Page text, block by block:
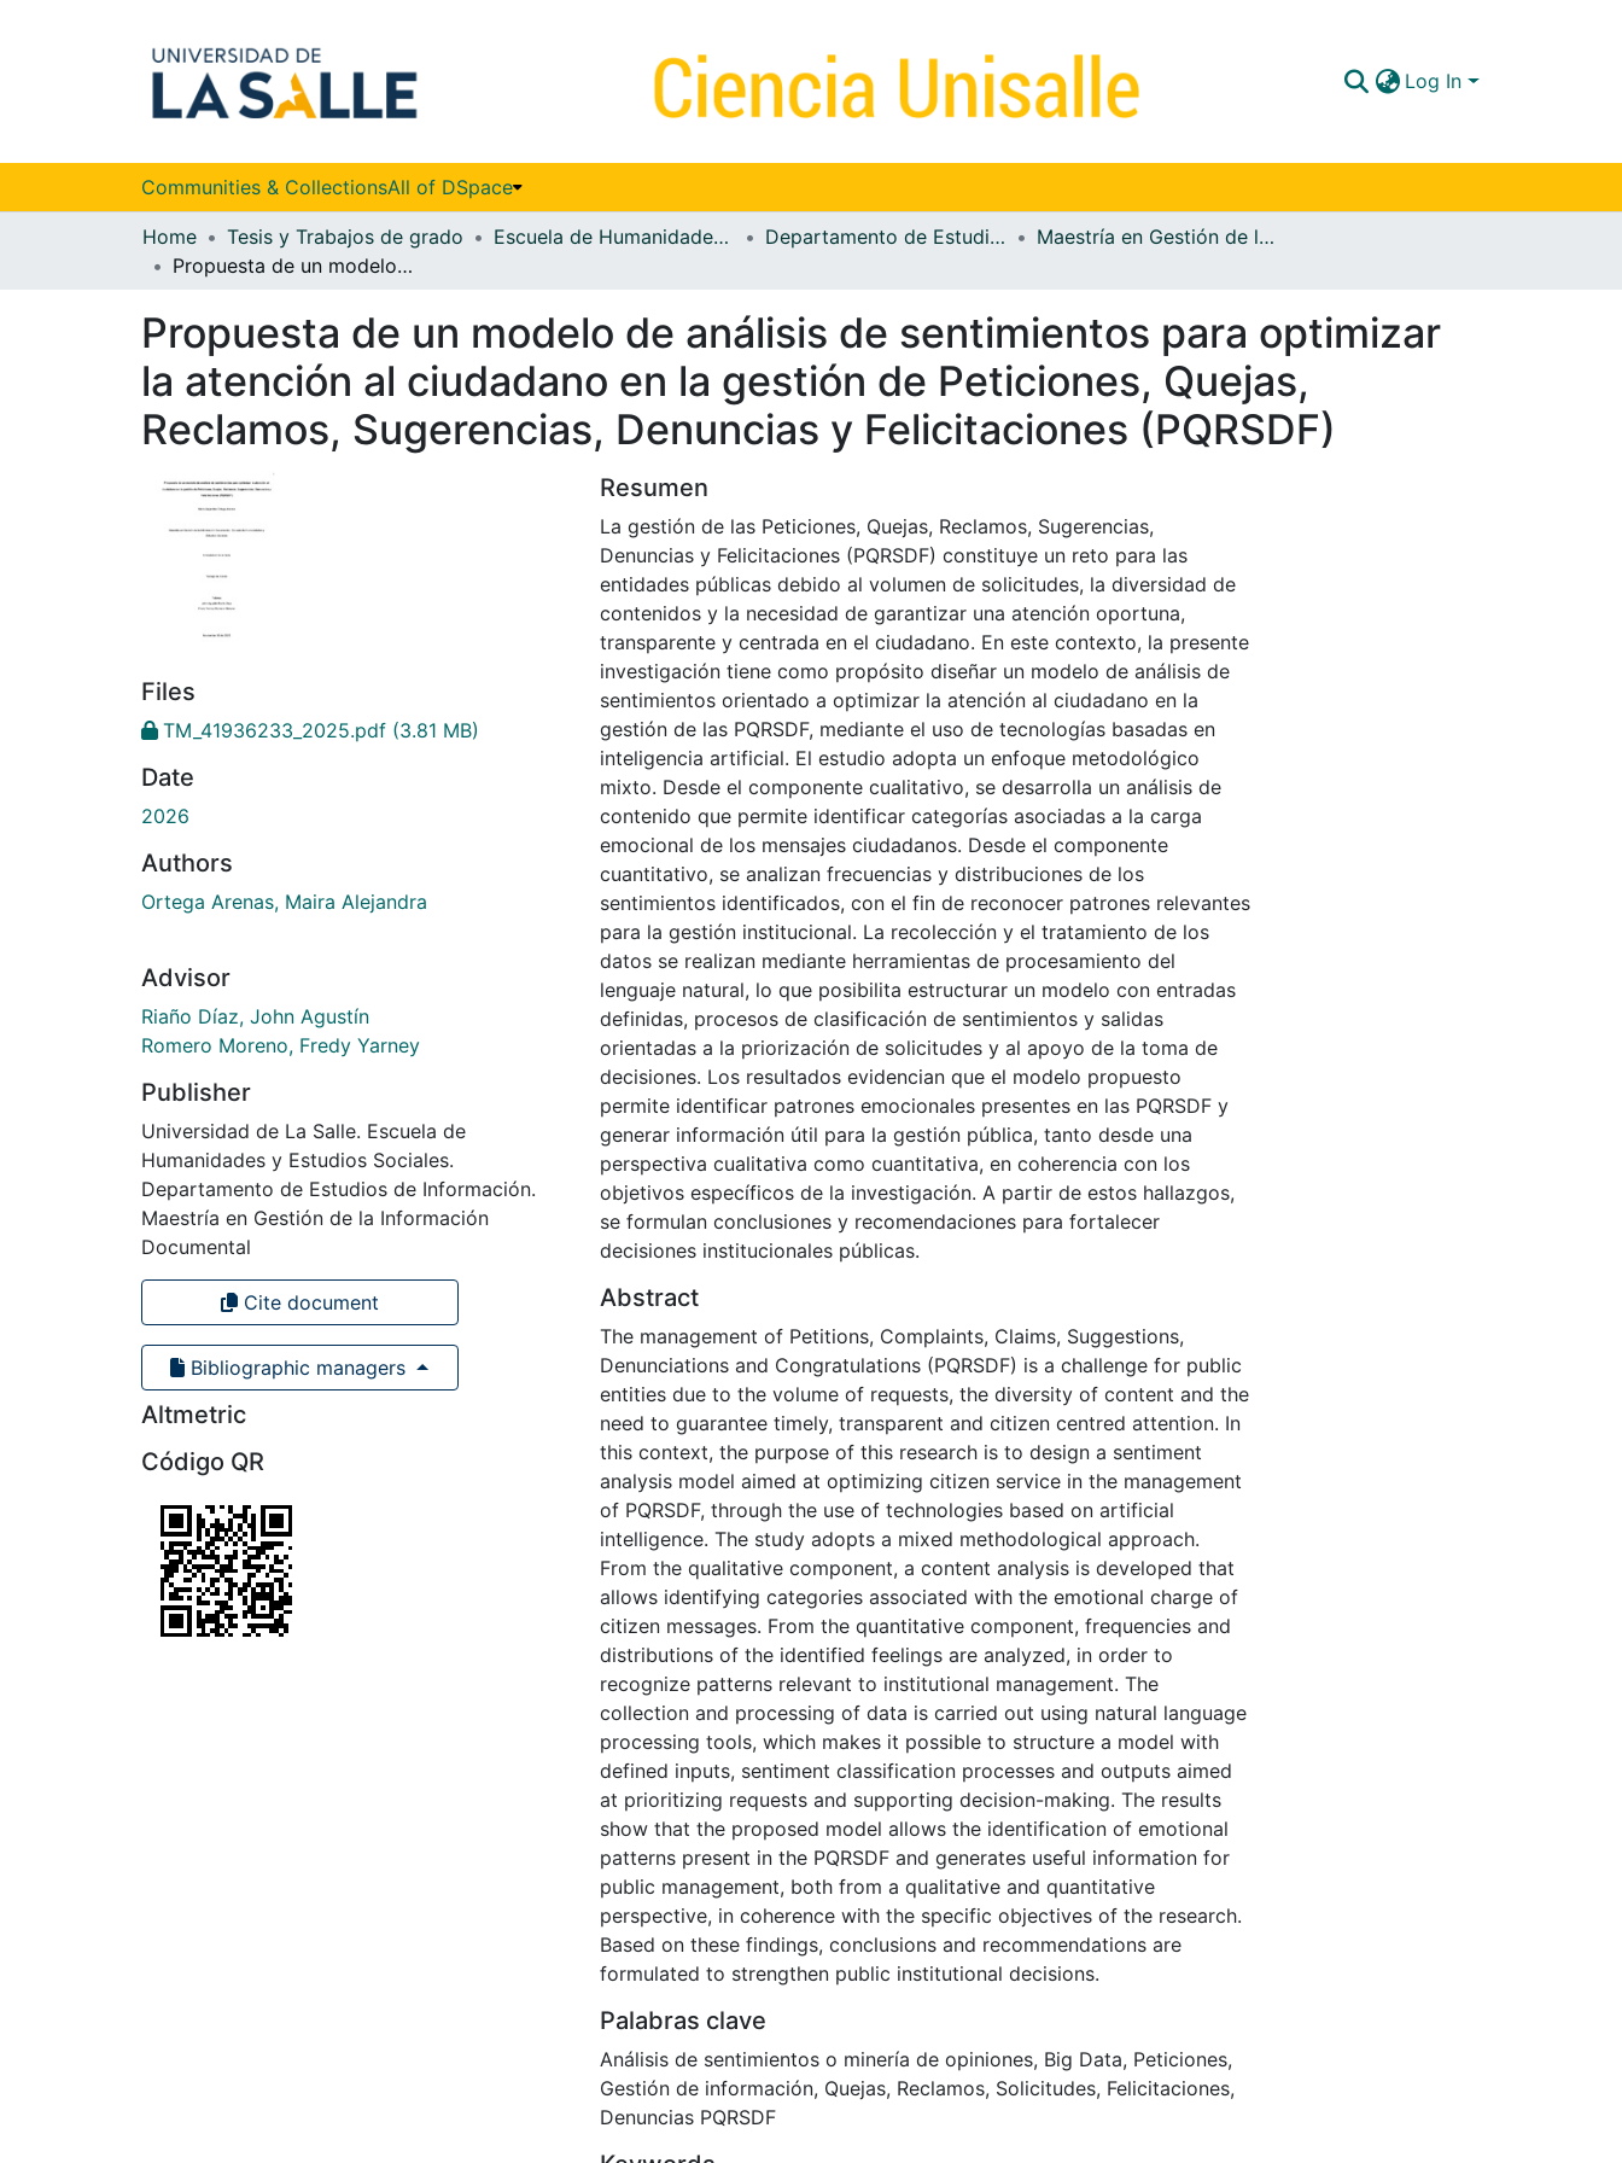
Log In
Communities & CollectionsAll of DSpace
Home Tesis y Trabajos de grado Escuela de Humanidades y Estudios Sociales Departamento de Estudios de Información
Maestría en Gestión de la Información Documental
Propuesta de un modelo de análisis de sentimientos para optimizar la atención al ciudadano en la gestión de Peticiones, Quejas, Reclamos, Sugerencias, Denuncias y Felicitaciones (PQRSDF)
Propuesta de un modelo de análisis de sentimientos para optimizar
la atención al ciudadano en la gestión de Peticiones, Quejas,
Reclamos, Sugerencias, Denuncias y Felicitaciones (PQRSDF)
Files
TM_41936233_2025.pdf (3.81 MB)
Date
2026
Authors
Ortega Arenas, Maira Alejandra
Advisor
Riaño Díaz, John Agustín
Romero Moreno, Fredy Yarney
Publisher
Universidad de La Salle. Escuela de
Humanidades y Estudios Sociales.
Departamento de Estudios de Información.
Maestría en Gestión de la Información
Documental
Cite document
Bibliographic managers
Altmetric
Código QR
Resumen
La gestión de las Peticiones, Quejas, Reclamos, Sugerencias,
Denuncias y Felicitaciones (PQRSDF) constituye un reto para las
entidades públicas debido al volumen de solicitudes, la diversidad de
contenidos y la necesidad de garantizar una atención oportuna,
transparente y centrada en el ciudadano. En este contexto, la presente
investigación tiene como propósito diseñar un modelo de análisis de
sentimientos orientado a optimizar la atención al ciudadano en la
gestión de las PQRSDF, mediante el uso de tecnologías basadas en
inteligencia artificial. El estudio adopta un enfoque metodológico
mixto. Desde el componente cualitativo, se desarrolla un análisis de
contenido que permite identificar categorías asociadas a la carga
emocional de los mensajes ciudadanos. Desde el componente
cuantitativo, se analizan frecuencias y distribuciones de los
sentimientos identificados, con el fin de reconocer patrones relevantes
para la gestión institucional. La recolección y el tratamiento de los
datos se realizan mediante herramientas de procesamiento del
lenguaje natural, lo que posibilita estructurar un modelo con entradas
definidas, procesos de clasificación de sentimientos y salidas
orientadas a la priorización de solicitudes y al apoyo de la toma de
decisiones. Los resultados evidencian que el modelo propuesto
permite identificar patrones emocionales presentes en las PQRSDF y
generar información útil para la gestión pública, tanto desde una
perspectiva cualitativa como cuantitativa, en coherencia con los
objetivos específicos de la investigación. A partir de estos hallazgos,
se formulan conclusiones y recomendaciones para fortalecer
decisiones institucionales públicas.
Abstract
The management of Petitions, Complaints, Claims, Suggestions,
Denunciations and Congratulations (PQRSDF) is a challenge for public
entities due to the volume of requests, the diversity of content and the
need to guarantee timely, transparent and citizen centred attention. In
this context, the purpose of this research is to design a sentiment
analysis model aimed at optimizing citizen service in the management
of PQRSDF, through the use of technologies based on artificial
intelligence. The study adopts a mixed methodological approach.
From the qualitative component, a content analysis is developed that
allows identifying categories associated with the emotional charge of
citizen messages. From the quantitative component, frequencies and
distributions of the identified feelings are analyzed, in order to
recognize patterns relevant to institutional management. The
collection and processing of data is carried out using natural language
processing tools, which makes it possible to structure a model with
defined inputs, sentiment classification processes and outputs aimed
at prioritizing requests and supporting decision-making. The results
show that the proposed model allows the identification of emotional
patterns present in the PQRSDF and generates useful information for
public management, both from a qualitative and quantitative
perspective, in coherence with the specific objectives of the research.
Based on these findings, conclusions and recommendations are
formulated to strengthen public institutional decisions.
Palabras clave
Análisis de sentimientos o minería de opiniones, Big Data, Peticiones,
Gestión de información, Quejas, Reclamos, Solicitudes, Felicitaciones,
Denuncias PQRSDF